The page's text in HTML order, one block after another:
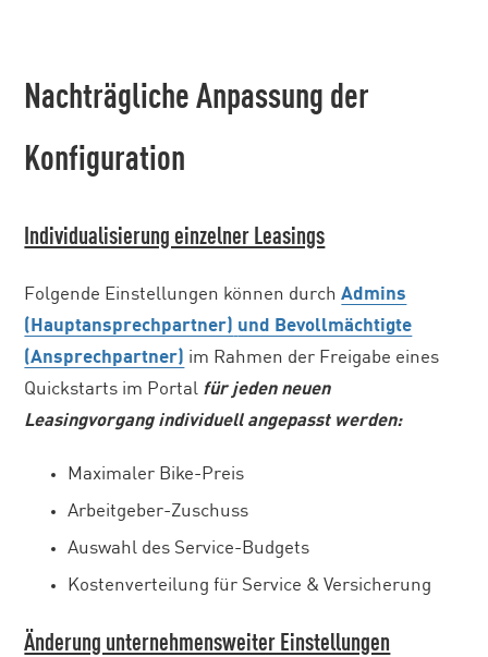
Nachträgliche Anpassung der
Konfiguration
Individualisierung einzelner Leasings
Folgende Einstellungen können durchAdmins
(Hauptansprechpartner) und Bevollmächtigte
(Ansprechpartner) im Rahmen der Freigabe eines
Quickstarts im Portal für jeden neuen
Leasingvorgang individuell angepasst werden:
Maximaler Bike-Preis
Arbeitgeber-Zuschuss
Auswahl des Service-Budgets
Kostenverteilung für Service & Versicherung
Änderung unternehmensweiter Einstellungen